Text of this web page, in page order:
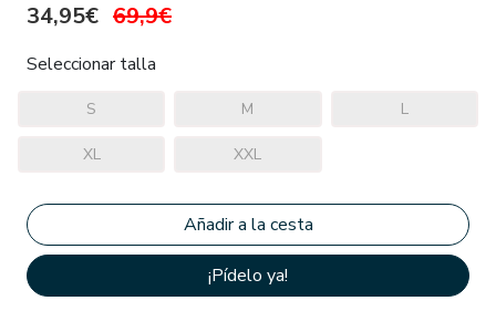
34,95€ 69,9€
Seleccionar talla
S M L
XL XXL
¡Pídelo ya!